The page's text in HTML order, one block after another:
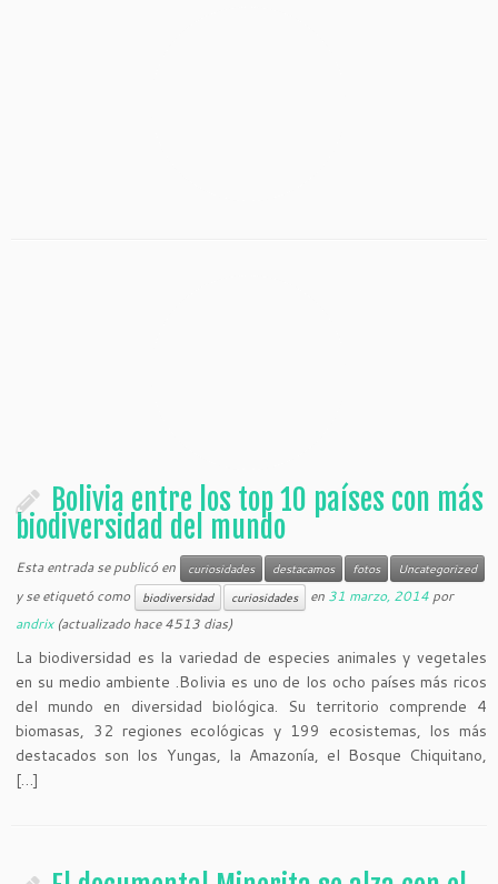
Bolivia entre los top 10 países con más
biodiversidad del mundo
Esta entrada se publicó en curiosidades destacamos fotos Uncategorized
y se etiquetó como biodiversidad curiosidades en 31 marzo, 2014 por
andrix(actualizado hace 4513 dias)
La biodiversidad es la variedad de especies animales y vegetales
en su medio ambiente .Bolivia es uno de los ocho países más ricos
del mundo en diversidad biológica. Su territorio comprende 4
biomasas, 32 regiones ecológicas y 199 ecosistemas, los más
destacados son los Yungas, la Amazonía, el Bosque Chiquitano,
[…]